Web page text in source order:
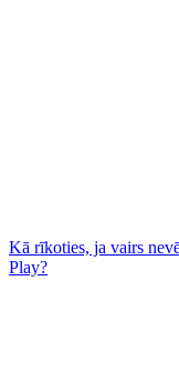
Kā rīkoties, ja vairs
Play?